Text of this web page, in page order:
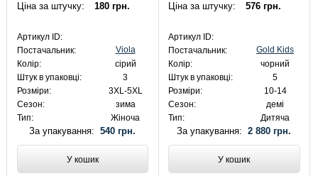
Ціна за штучку: 180 грн.
Артикул ID:
Постачальник:
Viola
Колір:
сірий
Штук в упаковці:
3
Розміри:
3XL-5XL
Сезон:
зима
Тип:
Жіноча
За упакування:540 грн.
У кошик
Ціна за штучку: 576 грн.
Артикул ID:
Постачальник:
Gold Kids
Колір:
чорний
Штук в упаковці:
5
Розміри:
10-14
Сезон:
демі
Тип:
Дитяча
За упакування:2 880 грн.
У кошик